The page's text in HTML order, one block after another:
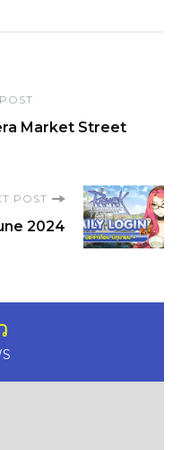
Market Street
POST
2024